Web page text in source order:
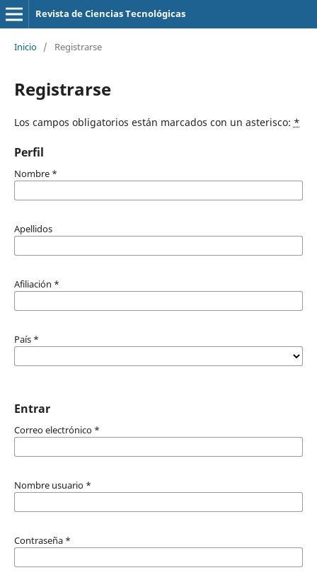
Revista de Ciencias Tecnológicas
Inicio / Registrarse
Registrarse
Los campos obligatorios están marcados con un asterisco: *
Perfil
Nombre *
Apellidos
Afiliación *
País *
Entrar
Correo electrónico *
Nombre usuario *
Contraseña *